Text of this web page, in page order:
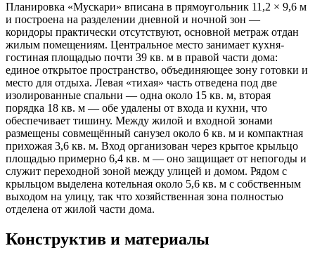
Планировка «Мускари» вписана в прямоугольник 11,2 × 9,6 м
и построена на разделении дневной и ночной зон —
коридоры практически отсутствуют, основной метраж отдан
жилым помещениям. Центральное место занимает кухня-
гостиная площадью почти 39 кв. м в правой части дома:
единое открытое пространство, объединяющее зону готовки и
место для отдыха. Левая «тихая» часть отведена под две
изолированные спальни — одна около 15 кв. м, вторая
порядка 18 кв. м — обе удалены от входа и кухни, что
обеспечивает тишину. Между жилой и входной зонами
размещены совмещённый санузел около 6 кв. м и компактная
прихожая 3,6 кв. м. Вход организован через крытое крыльцо
площадью примерно 6,4 кв. м — оно защищает от непогоды и
служит переходной зоной между улицей и домом. Рядом с
крыльцом выделена котельная около 5,6 кв. м с собственным
выходом на улицу, так что хозяйственная зона полностью
отделена от жилой части дома.
Конструктив и материалы